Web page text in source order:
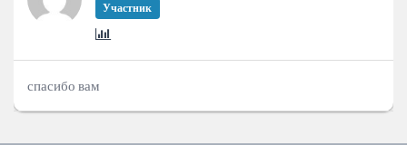
Участник
спасибо вам